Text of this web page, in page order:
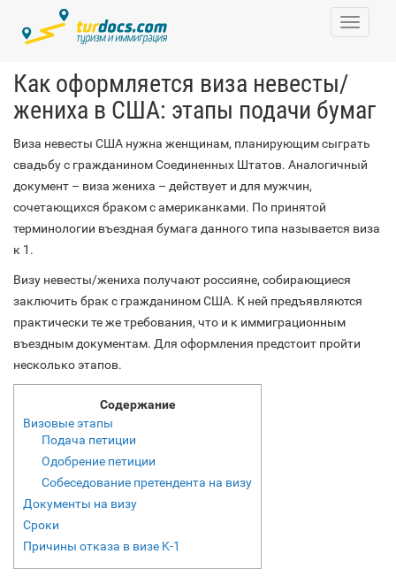
Toggle
Как оформляется виза невесты/
жениха в США: этапы подачи бумаг
Виза невесты США нужна женщинам, планирующим сыграть
свадьбу с гражданином Соединенных Штатов. Аналогичный
документ – виза жениха – действует и для мужчин,
сочетающихся браком с американками. По принятой
терминологии въездная бумага данного типа называется виза
к 1.
Визу невесты/жениха получают россияне, собирающиеся
заключить брак с гражданином США. К ней предъявляются
практически те же требования, что и к иммиграционным
въездным документам. Для оформления предстоит пройти
несколько этапов.
Содержание
Визовые этапы
Подача петиции
Одобрение петиции
Собеседование претендента на визу
Документы на визу
Сроки
Причины отказа в визе K-1